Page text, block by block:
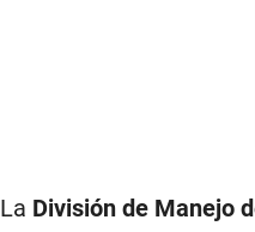
La División de Manejo